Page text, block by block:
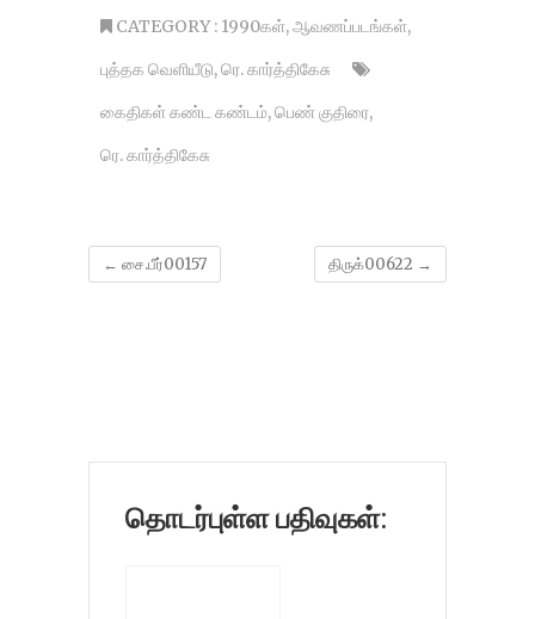
CATEGORY : 1990கள்,ஆவணப்படங்கள்,
புத்தக வெளியீடு,ரெ. கார்த்திகேசு
கைதிகள் கண்ட கண்டம்,பெண் குதிரை,
ரெ. கார்த்திகேசு
← சை.பீர்00157 திருக்00622 →
தொடர்புள்ள பதிவுகள்: